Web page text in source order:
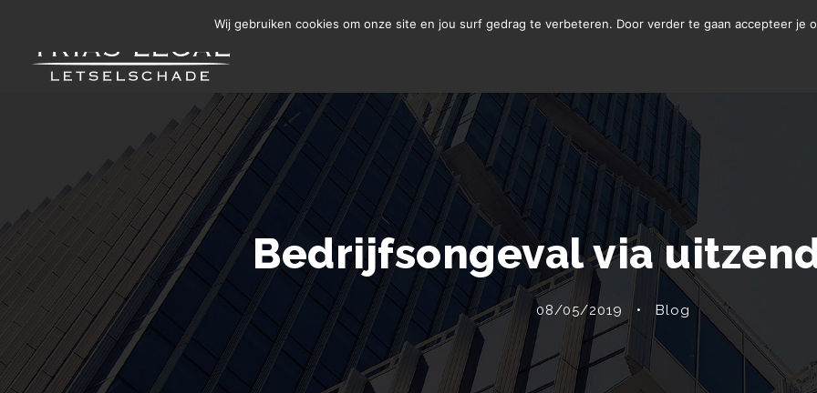
06 14 200 440 LETSELSCHADE
Bedrijfsongeval via
08/05/2019 • Blog
Wij gebruiken cookies om onze site en jou surf gedrag te verbeteren. Door verder te gaan accepteer je